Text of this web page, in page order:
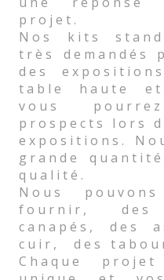
projet.
Nos kits
très demandés
des
table haute
vous
prospects lors
expositions.
grande
qualité.
Nous
fournir, des
canapés, des
cuir, des
Chaque